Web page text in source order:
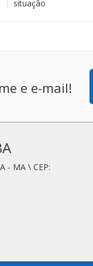
situação
e e-mail!
- MA \ CEP: